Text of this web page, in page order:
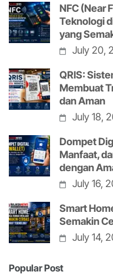
NFC (Near
Teknologi
yang
July 20,
QRIS:
Membuat
dan Aman
July 18,
Dompet
Manfaat,
dengan
July 16,
Smart
Semakin
July 14,
Popular Post